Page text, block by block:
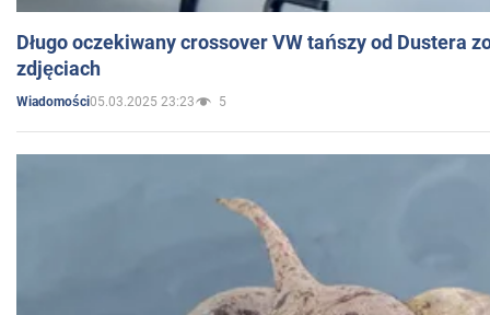
Długo oczekiwany crossover VW tańszy od Dustera
zdjęciach
Wiadomości05.03.2025 23:23 5